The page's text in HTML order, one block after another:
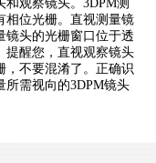
观察镜头。3DPM测
相位光栅。直视测量镜
镜头的光栅窗口位于透
提醒您，直视观察镜头
，不要混淆了。正确识
所需视向的3DPM镜头